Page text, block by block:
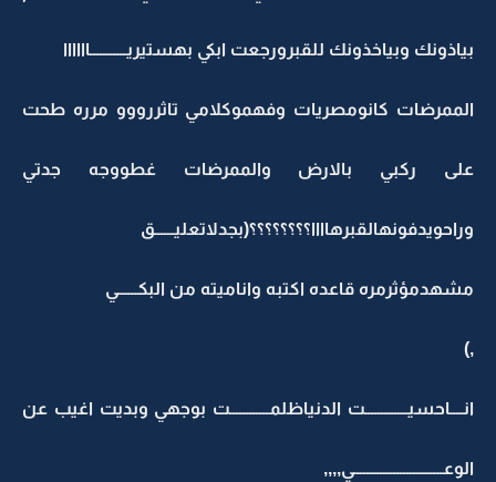
بياذونك وبياخذونك للقبرورجعت ابكي بهستيريـــــــــــاااااا
الممرضات كانومصريات وفهموكلامي تاثررووو مرره طحت
على ركبي بالارض والممرضات غطووجه جدتي
وراحويدفونهالقبرهاااا؟؟؟؟؟؟؟؟(بجدلاتعليــــــق
مشهدمؤثرمره قاعده اكتبه واناميته من البكــــــي
,)
انــــاحسيـــــــــــــت الدنياظلمــــــــــــت بوجهي وبديت اغيب عن
الوعـــــــــــــــــــــــــــي,,,,